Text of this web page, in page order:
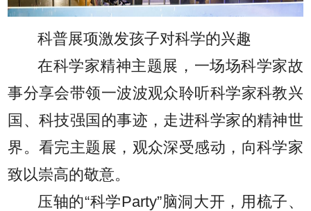
科普展项激发孩子对科学的兴趣
在科学家精神主题展，一场场科学家故
事分享会带领一波波观众聆听科学家科教兴
国、科技强国的事迹，走进科学家的精神世
界。看完主题展，观众深受感动，向科学家
致以崇高的敬意。
压轴的“科学Party”脑洞大开，用梳子、